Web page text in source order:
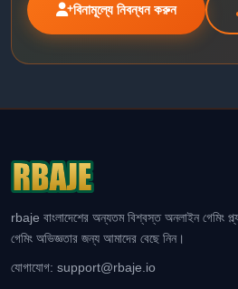
বিনামূল্যে নিবন্ধন করুন
rbaje বাংলাদেশের অন্যতম বিশ্বস্ত অনলাইন গেমিং
গেমিং অভিজ্ঞতার জন্য আমাদের বেছে নিন।
যোগাযোগ: support@rbaje.io